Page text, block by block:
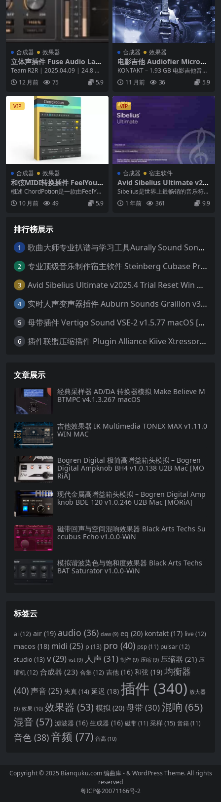
合成器 效果器
立体声插件 Fuse Audio Labs
OCELOT Upmixer v1.0.0 WI
N MAC Incl Keygen-R2R
Team R2R | 2025.04.09 | 24.8 M
B 探索声音新维度：...
12 月前 75 5.9
合成器 效果器
电影吉他 Audiofier Micron –
Lost In Guitarspace v1.0.2
KONTAKT – 1.93 GB 电影吉他音景
忘记你对吉他声音的固有认知。
这...11 月前 36 5.9
VIP
合成器 效果器
和弦MIDI转换插件 FeelYour
Sound ChordPotion v2.5.0
WIN MAC Incl Keygen-R2R
概述 ChordPotion是一款由FeelYou
rSound开发的MIDI插件...
10 月前 49 5.9
VIP
合成器 宿主软件
Avid Sibelius Ultimate v20
25.4 Trial Reset Win 无限试
用版 乐谱软件 西贝柳斯 MAC
含音色库25G
Sibelius是世界上最畅销的音乐符号
软件，提供复杂但易于使用的工
具，这些工具...
1 年前 361 9.9
排行榜展示
1 歌曲大师专业扒谱与学习工具Aurally Sound Song Master PRO v2.7.04 WiN
2 专业顶级音乐制作宿主软件 Steinberg Cubase Pro 14 v14.0.32 VR/R2R 原厂音源内含安装教程 [WiN MAC]（80GB+）
3 Avid Sibelius Ultimate v2025.4 Trial Reset Win 无限试用版 乐谱软件 西贝柳斯 MAC含音色库25G
4 实时人声变声器插件 Auburn Sounds Graillon v3.1.1 macOS
5 母带插件 Vertigo Sound VSE-2 v1.5.77 macOS [HCiSO]
6 插件联盟压缩插件 Plugin Alliance Kiive Xtressor v1.0.1 WIN MAC
文章展示
经典采样器 AD/DA 转换器模拟 Make Believe M
BTMPC v4.1.3.267 macOS
吉他效果器 IK Multimedia TONEX MAX v1.11.0
WIN MAC
Bogren Digital 极简高增益箱头模拟 – Bogren
Digital Ampknob BH4 v1.0.138 U2B Mac [MO
RiA]
现代金属高增益箱头模拟 – Bogren Digital Amp
knob BDE 120 v1.0.246 U2B Mac [MORiA]
磁带回声与空间混响效果器 Black Arts Techs Su
ccubus Echo v1.0.0-WiN
模拟谐波染色与饱和度效果器 Black Arts Techs
BAT Saturator v1.0.0-WiN
标签云
ai (12) air (19) audio (36) daw (9) eq (20) kontakt (17) live (12)
macos (18) midi (25) p (13) pro (40) psp (11) pulsar(12)
studio (13) v(29) vst (9) 人声(31) 制作 (9) 压缩 (9) 压缩器 (21) 压
缩机(12) 合成器 (23) 合集(12) 吉他 (16) 和弦 (19) 均衡器
(40) 声音(25) 失真(14) 延迟 (18) 插件 (340) 放大器
(9) 效果 (10) 效果器 (53) 模拟 (20) 母带 (30)混响 (65)
混音 (57) 滤波器 (16) 生成器 (16) 磁带 (11) 采样(15) 音箱 (11)
音色 (38)音频 (77) 音高 (10)
Copyright © 2025 Bianquku.com编曲库- & WordPress Theme. All rights
reserved
粤ICP备20071166号-2